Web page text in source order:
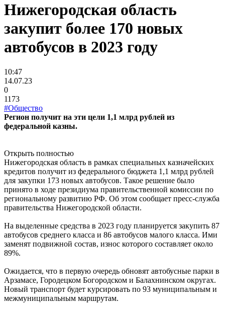
Нижегородская область
закупит более 170 новых
автобусов в 2023 году
10:47
14.07.23
0
1173
#Общество
Регион получит на эти цели 1,1 млрд рублей из
федеральной казны.
Открыть полностью
Нижегородская область в рамках специальных казначейских
кредитов получит из федерального бюджета 1,1 млрд рублей
для закупки 173 новых автобусов. Такое решение было
принято в ходе президиума правительственной комиссии по
региональному развитию РФ. Об этом сообщает пресс-служба
правительства Нижегородской области.
На выделенные средства в 2023 году планируется закупить 87
автобусов среднего класса и 86 автобусов малого класса. Ими
заменят подвижной состав, износ которого составляет около
89%.
Ожидается, что в первую очередь обновят автобусные парки в
Арзамасе, Городецком Богородском и Балахнинском округах.
Новый транспорт будет курсировать по 93 муниципальным и
межмуниципальным маршрутам.